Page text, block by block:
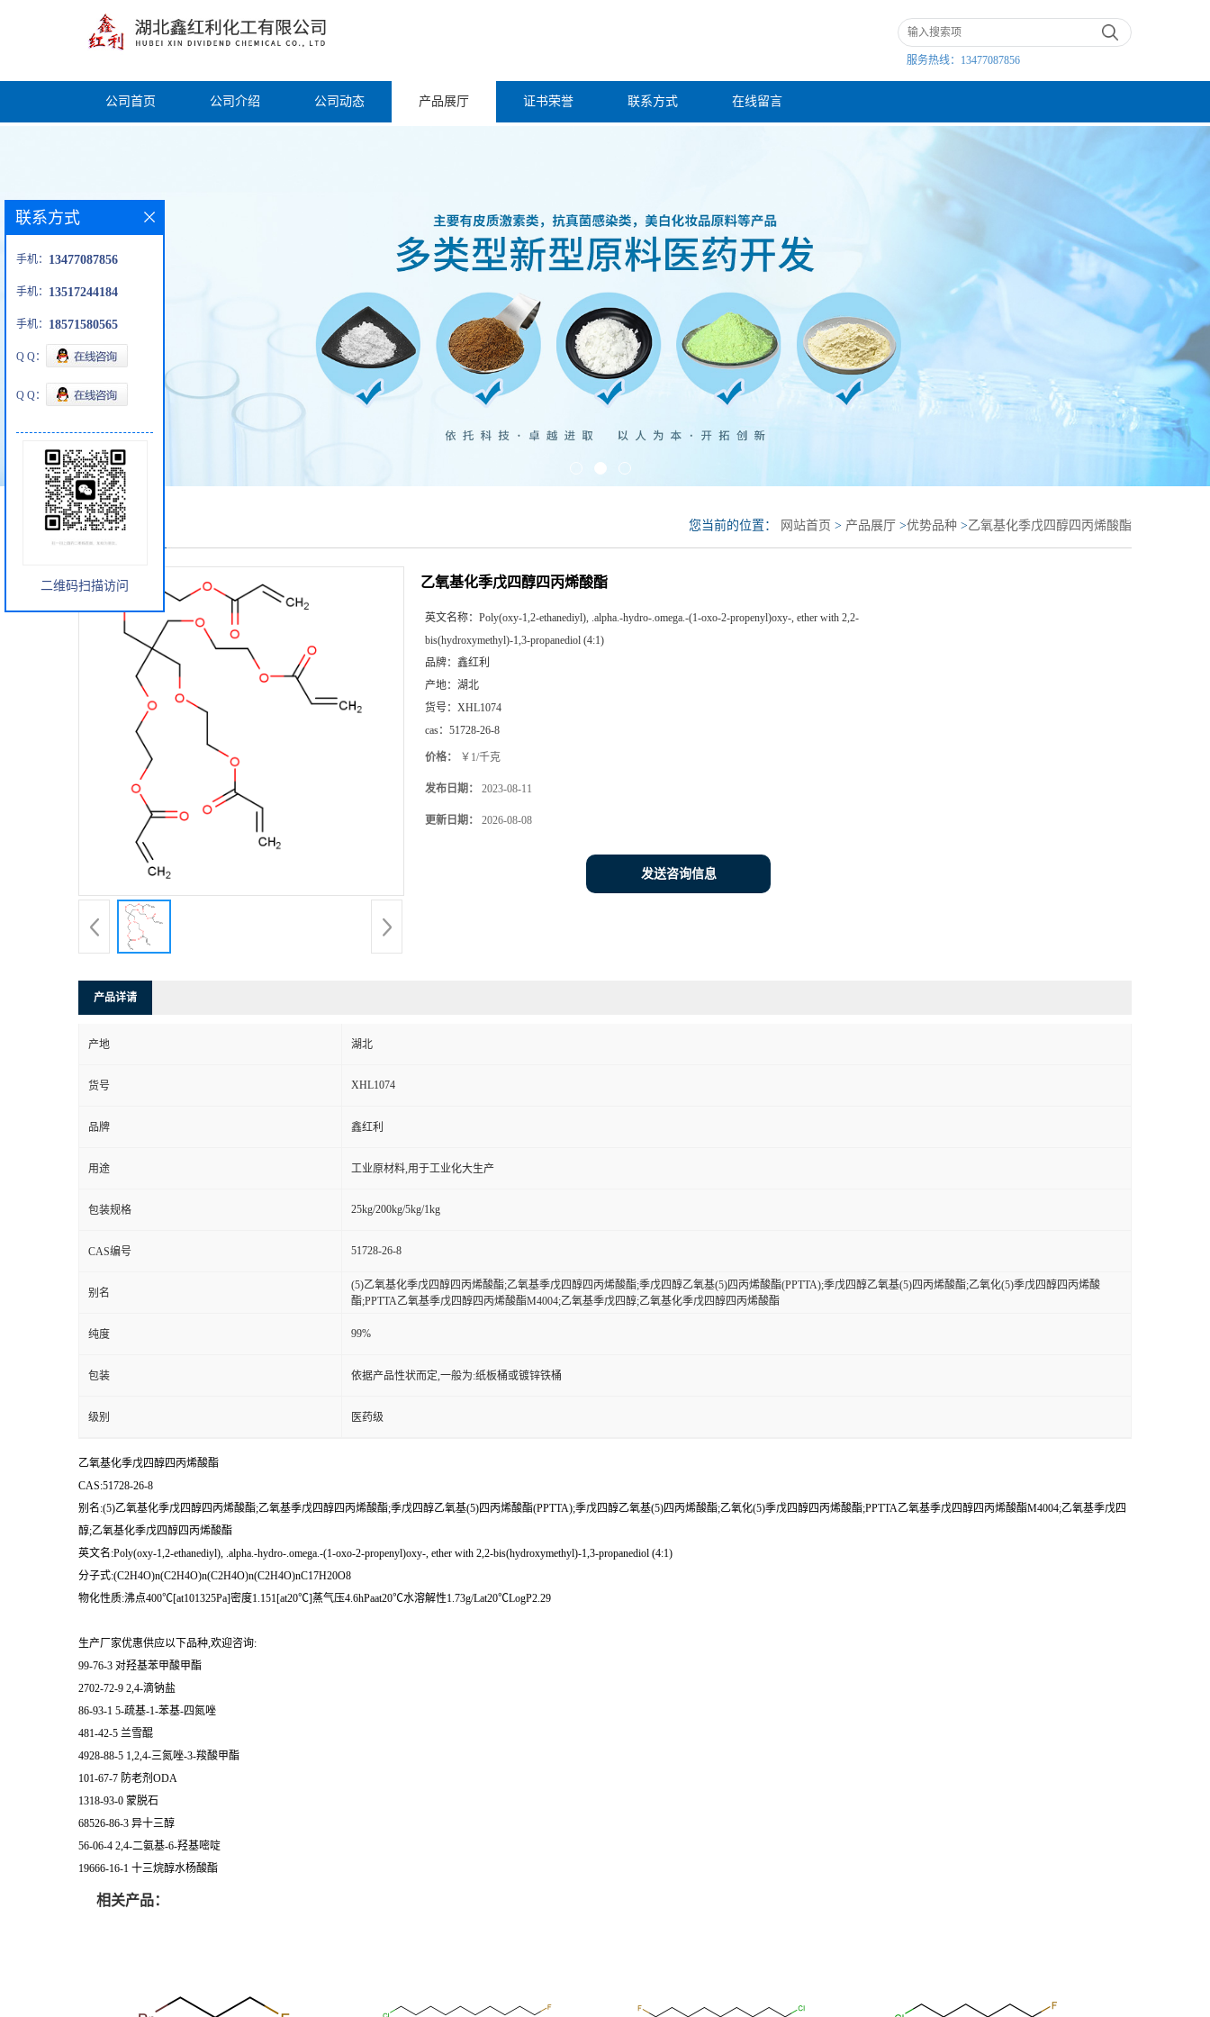
服务热线： 13477087856
公司首页 公司介绍 公司动态 产品展厅 证书荣誉 联系方式 在线留言
产品展厅 您当前的位置： 网站首页 > 产品展厅 >优势品种 >乙氧基化季戊四醇四丙烯酸酯
乙氧基化季戊四醇四丙烯酸酯
英文名称： Poly(oxy-1,2-ethanediyl), .alpha.-hydro-.omega.-(1-oxo-2-propenyl)oxy-, ether with 2,2-
bis(hydroxymethyl)-1,3-propanediol (4:1)
品牌： 鑫红利
产地： 湖北
货号： XHL1074
cas： 51728-26-8
价格： ￥1/千克
发布日期： 2023-08-11
更新日期： 2026-08-08
发送咨询信息
产品详请
产地 湖北
货号 XHL1074
品牌 鑫红利
用途 工业原材料,用于工业化大生产
包装规格 25kg/200kg/5kg/1kg
CAS编号 51728-26-8
别名
(5)乙氧基化季戊四醇四丙烯酸酯;乙氧基季戊四醇四丙烯酸酯;季戊四醇乙氧基(5)四丙烯酸酯(PPTTA);季戊四醇乙氧基(5)四丙烯酸酯;乙氧化(5)季戊四醇四丙烯酸
酯;PPTTA乙氧基季戊四醇四丙烯酸酯M4004;乙氧基季戊四醇;乙氧基化季戊四醇四丙烯酸酯
纯度 99%
包装 依据产品性状而定,一般为:纸板桶或镀锌铁桶
级别 医药级
乙氧基化季戊四醇四丙烯酸酯
CAS:51728-26-8
别名:(5)乙氧基化季戊四醇四丙烯酸酯;乙氧基季戊四醇四丙烯酸酯;季戊四醇乙氧基(5)四丙烯酸酯(PPTTA);季戊四醇乙氧基(5)四丙烯酸酯;乙氧化(5)季戊四醇四丙烯酸酯;PPTTA乙氧基季戊四醇四丙烯酸酯M4004;乙氧基季戊四
醇;乙氧基化季戊四醇四丙烯酸酯
英文名:Poly(oxy-1,2-ethanediyl), .alpha.-hydro-.omega.-(1-oxo-2-propenyl)oxy-, ether with 2,2-bis(hydroxymethyl)-1,3-propanediol (4:1)
分子式:(C2H4O)n(C2H4O)n(C2H4O)n(C2H4O)nC17H20O8
物化性质:沸点400℃[at101325Pa]密度1.151[at20℃]蒸气压4.6hPaat20℃水溶解性1.73g/Lat20℃LogP2.29
生产厂家优惠供应以下品种,欢迎咨询:
99-76-3 对羟基苯甲酸甲酯
2702-72-9 2,4-滴钠盐
86-93-1 5-疏基-1-苯基-四氮唑
481-42-5 兰雪醌
4928-88-5 1,2,4-三氮唑-3-羧酸甲酯
101-67-7 防老剂ODA
1318-93-0 蒙脱石
68526-86-3 异十三醇
56-06-4 2,4-二氨基-6-羟基嘧啶
19666-16-1 十三烷醇水杨酸酯
相关产品：
联系方式
手机： 13477087856
手机： 13517244184
手机： 18571580565
Q Q：
Q Q：
二维码扫描访问